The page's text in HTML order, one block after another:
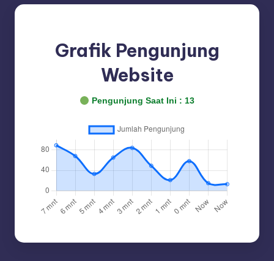
Grafik Pengunjung
Website
Pengunjung Saat Ini : 13